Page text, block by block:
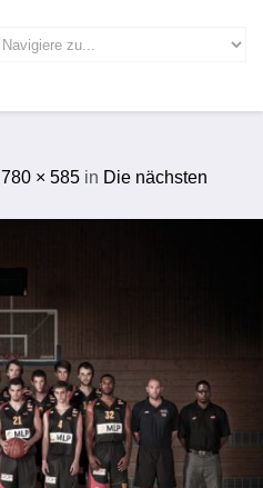
780 × 585 in Die nächsten